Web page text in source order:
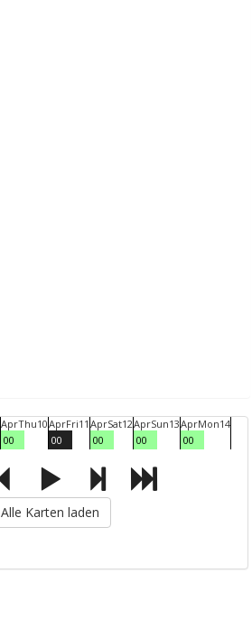
AprThu10
00
AprFri11
00
AprSat12
00
AprSun13
00
AprMon14
00
Alle Karten laden